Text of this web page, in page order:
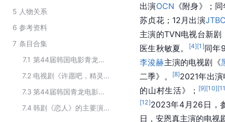
5 人物关系
6 参考资料
7 条目合集
7.1
第44届韩国电影青龙奖最佳新人女演员提名
7.2
电视剧《许愿吧，精灵》的主要演职员
7.3
第44届韩国青龙电影奖入围名单
7.4
韩剧《恋人》的主要演员
出演OCN 《附身》；
苏贞花；12月出演
主演的TVN电视台新剧
医生秋敏夏。
[4][1 ]同年
李浚赫主演的电视剧《
二季》。
[8]2021年出
的山村生活》； [9][10][
[12]2023年4月26日，
日，安恩真主演的电视